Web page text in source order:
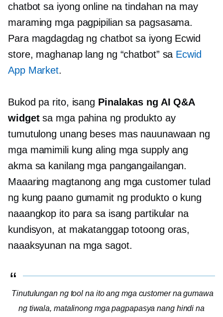
chatbot sa iyong online na tindahan na may
maraming mga pagpipilian sa pagsasama.
Para magdagdag ng chatbot sa iyong Ecwid
store, maghanap lang ng “chatbot” sa Ecwid
App Market.
Bukod pa rito, isang Pinalakas ng AI Q&A
widgetsa mga pahina ng produkto ay
tumutulong unang besesmas nauunawaan ng
mga mamimili kung aling mga supply ang
akma sa kanilang mga pangangailangan.
Maaaring magtanong ang mga customer tulad
ng kung paano gumamit ng produkto o kung
naaangkop ito para sa isang partikular na
kundisyon, at makatanggaptotoong oras,
naaaksyunan na mga sagot.
Tinutulungan ng tool na ito ang mga customer na gumawa
ng tiwala, matalinong mga pagpapasya nang hindi na